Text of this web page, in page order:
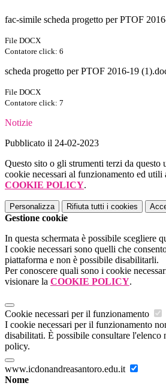
fac-simile scheda progetto per PTOF
File DOCX
Contatore click: 6
scheda progetto per PTOF 2016-19
File DOCX
Contatore click: 7
Notizie
Pubblicato il 24-02-2023
Questo sito o gli strumenti terzi da
cookie necessari al funzionamento ed
COOKIE POLICY.
Personalizza Rifiuta tutti i cookies
Gestione cookie
In questa schermata è possibile scegliere
I cookie necessari sono quelli che
piattaforma e non è possibile disabilitarli.
Per conoscere quali sono i cookie
visionare la COOKIE POLICY.
Cookie necessari per il funzionamento
I cookie necessari per il funzionamento
disabilitati. È possibile consultare l'elenco
policy.
www.icdonandreasantoro.edu.it
Nome